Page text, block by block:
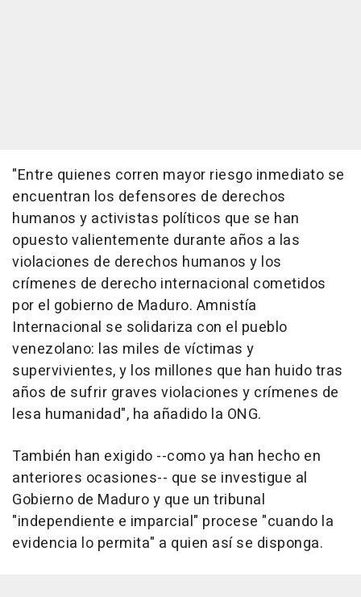
"Entre quienes corren mayor riesgo inmediato se
encuentran los defensores de derechos
humanos y activistas políticos que se han
opuesto valientemente durante años a las
violaciones de derechos humanos y los
crímenes de derecho internacional cometidos
por el gobierno de Maduro. Amnistía
Internacional se solidariza con el pueblo
venezolano: las miles de víctimas y
supervivientes, y los millones que han huido tras
años de sufrir graves violaciones y crímenes de
lesa humanidad", ha añadido la ONG.
También han exigido --como ya han hecho en
anteriores ocasiones-- que se investigue al
Gobierno de Maduro y que un tribunal
"independiente e imparcial" procese "cuando la
evidencia lo permita" a quien así se disponga.